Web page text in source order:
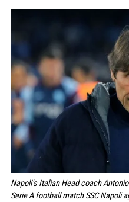
Napoli's Italian Head coach
Serie A football match SSC Napoli